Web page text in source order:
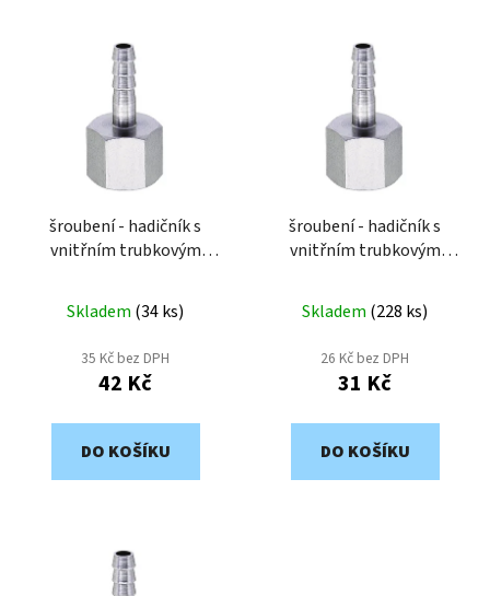
šroubení - hadičník s
vnitřním trubkovým
hadičku 9mm A018-389
DOPRODEJ
Skladem (34 ks)
35 Kč bez DPH
42 Kč
DO KOŠÍKU
šroubení - hadičník s
vnitřním trubkovým
hadičku 6mm A018-186
Skladem (228 ks)
26 Kč bez DPH
31 Kč
DO KOŠÍKU